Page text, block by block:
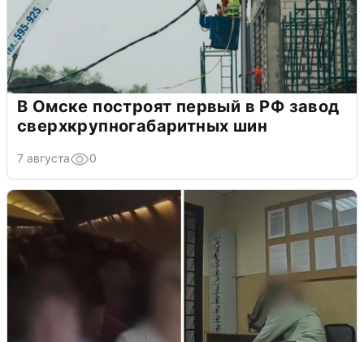
В Омске построят первый в РФ завод
сверхкрупногабаритных шин
7 августа 0